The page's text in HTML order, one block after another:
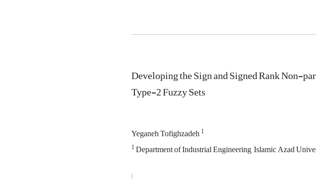
Developing the Sign and Signed Rank Non-
Type-2 Fuzzy Sets
Yeganeh Tofighzadeh1
1Department of Industrial Engineering, Islamic Azad